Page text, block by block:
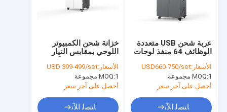
خزانة شحن الكمبيوتر المحمول
خزانة شحن باد
عربة شحن الكمبيوتر اللوحي
خزانة شحن USB
خزانة شحن الكمبيوتر
اللوحي بمقابس التيار
الأسعار:USD 399-499/set
MOQ:1 مجموعة
أحصل على آخر سعر
ﺎﺘﺼﻟ ﺍﻶﻧ
عربة شحن USB متعددة
الوظائف 64 منفذ لوحات
الأسعار:USD660-750/set
MOQ:1 مجموعة
أحصل على آخر سعر
ﺎﺘﺼﻟ ﺍﻶﻧ